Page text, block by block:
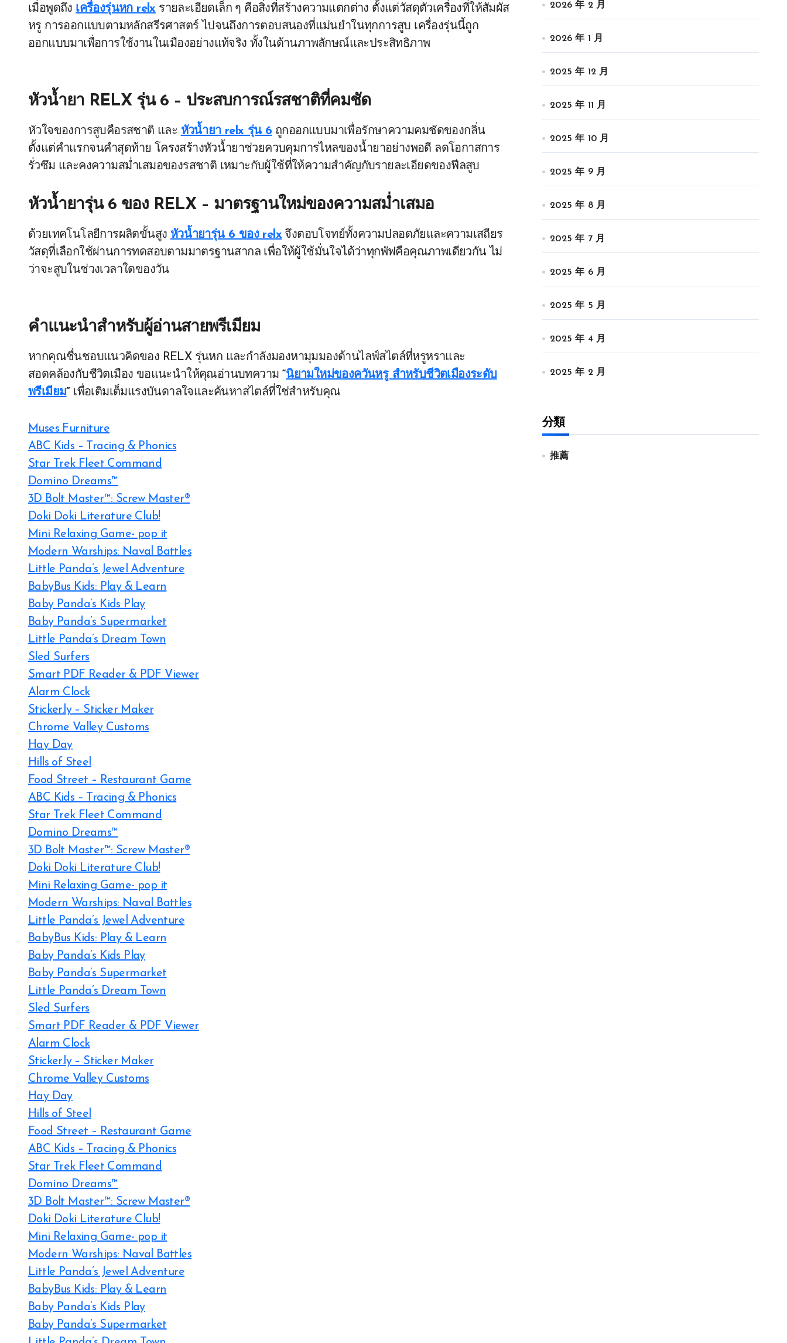
เมื่อพูดถึง เครื่องรุ่นหก relx รายละเอียดเล็ก ๆ คือสิ่งที่สร้างความแตกต่าง ตั้งแต่วัสดุตัวเครื่องที่ให้สัมผัส
หรู การออกแบบตามหลักสรีรศาสตร์ ไปจนถึงการตอบสนองที่แม่นยำในทุกการสูบ เครื่องรุ่นนี้ถูก
ออกแบบมาเพื่อการใช้งานในเมืองอย่างแท้จริง ทั้งในด้านภาพลักษณ์และประสิทธิภาพ
หัวน้ำยา RELX รุ่น 6 – ประสบการณ์รสชาติที่คมชัด
หัวใจของการสูบคือรสชาติ และ หัวน้ำยา relx รุ่น 6 ถูกออกแบบมาเพื่อรักษาความคมชัดของกลิ่น
ตั้งแต่คำแรกจนคำสุดท้าย โครงสร้างหัวน้ำยาช่วยควบคุมการไหลของน้ำยาอย่างพอดี ลดโอกาสการ
รั่วซึม และคงความสม่ำเสมอของรสชาติ เหมาะกับผู้ใช้ที่ให้ความสำคัญกับรายละเอียดของฟีลสูบ
หัวน้ำยารุ่น 6 ของ RELX – มาตรฐานใหม่ของความสม่ำเสมอ
ด้วยเทคโนโลยีการผลิตขั้นสูง หัวน้ำยารุ่น 6 ของ relx จึงตอบโจทย์ทั้งความปลอดภัยและความเสถียร
วัสดุที่เลือกใช้ผ่านการทดสอบตามมาตรฐานสากล เพื่อให้ผู้ใช้มั่นใจได้ว่าทุกพัฟคือคุณภาพเดียวกัน ไม่
ว่าจะสูบในช่วงเวลาใดของวัน
คำแนะนำสำหรับผู้อ่านสายพรีเมียม
หากคุณชื่นชอบแนวคิดของ RELX รุ่นหก และกำลังมองหามุมมองด้านไลฟ์สไตล์ที่หรูหราและ
สอดคล้องกับชีวิตเมือง ขอแนะนำให้คุณอ่านบทความ “นิยามใหม่ของควันหรู สำหรับชีวิตเมืองระดับ
พรีเมียม” เพื่อเติมเต็มแรงบันดาลใจและค้นหาสไตล์ที่ใช่สำหรับคุณ
Muses Furniture
ABC Kids – Tracing & Phonics
Star Trek Fleet Command
Domino Dreams™
3D Bolt Master™: Screw Master®
Doki Doki Literature Club!
Mini Relaxing Game- pop it
Modern Warships: Naval Battles
Little Panda’s Jewel Adventure
BabyBus Kids: Play & Learn
Baby Panda’s Kids Play
Baby Panda’s Supermarket
Little Panda’s Dream Town
Sled Surfers
Smart PDF Reader & PDF Viewer
Alarm Clock
Sticker.ly – Sticker Maker
Chrome Valley Customs
Hay Day
Hills of Steel
Food Street – Restaurant Game
ABC Kids – Tracing & Phonics
Star Trek Fleet Command
Domino Dreams™
3D Bolt Master™: Screw Master®
Doki Doki Literature Club!
Mini Relaxing Game- pop it
Modern Warships: Naval Battles
Little Panda’s Jewel Adventure
BabyBus Kids: Play & Learn
Baby Panda’s Kids Play
Baby Panda’s Supermarket
Little Panda’s Dream Town
Sled Surfers
Smart PDF Reader & PDF Viewer
Alarm Clock
Sticker.ly – Sticker Maker
Chrome Valley Customs
Hay Day
Hills of Steel
Food Street – Restaurant Game
ABC Kids – Tracing & Phonics
Star Trek Fleet Command
Domino Dreams™
3D Bolt Master™: Screw Master®
Doki Doki Literature Club!
Mini Relaxing Game- pop it
Modern Warships: Naval Battles
Little Panda’s Jewel Adventure
BabyBus Kids: Play & Learn
Baby Panda’s Kids Play
Baby Panda’s Supermarket
2026 年 2 月
2026 年 1 月
2025 年 12 月
2025 年 11 月
2025 年 10 月
2025 年 9 月
2025 年 8 月
2025 年 7 月
2025 年 6 月
2025 年 5 月
2025 年 4 月
2025 年 2 月
分類
推薦